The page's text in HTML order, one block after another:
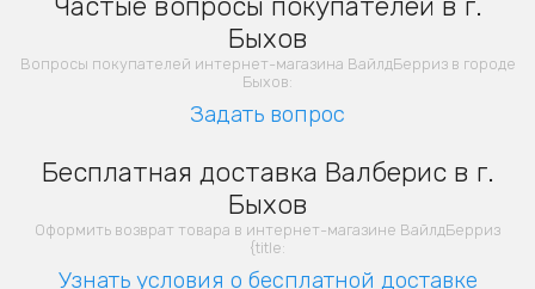
Быхов
Вопросы покупателей интернет-магазина ВайлдБерриз в городе
Быхов:
Задать вопрос
Бесплатная доставка Валберис в г.
Быхов
Оформить возврат товара в интернет-магазине ВайлдБерриз
{title:
Узнать условия о бесплатной доставке